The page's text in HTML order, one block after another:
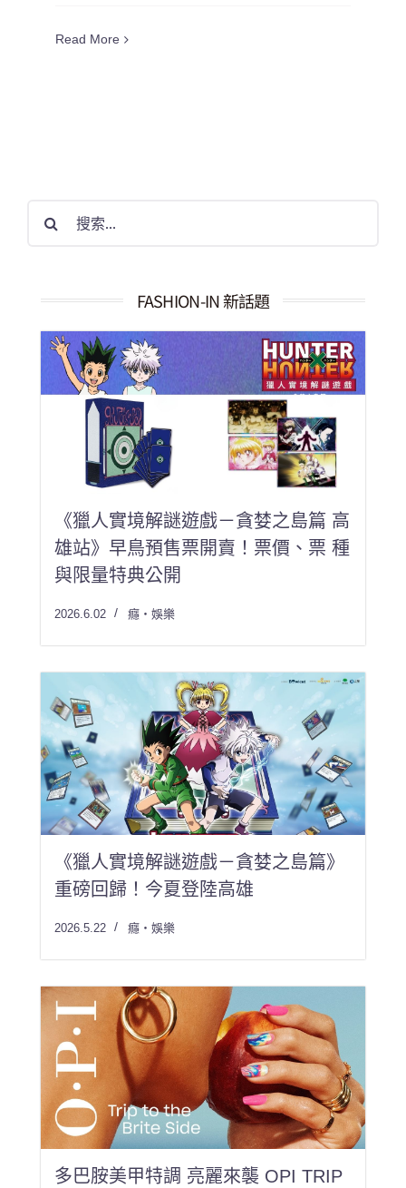
Read More
果：
FASHION-IN 新話題
《獵人實境解謎遊戲－貪婪之島篇 高
雄站》早鳥預售票開賣！票價、票 種
與限量特典公開
2026.6.02 癮・娛樂
《獵人實境解謎遊戲－貪婪之島篇》
重磅回歸！今夏登陸高雄
2026.5.22 癮・娛樂
多巴胺美甲特調 亮麗來襲 OPI TRIP